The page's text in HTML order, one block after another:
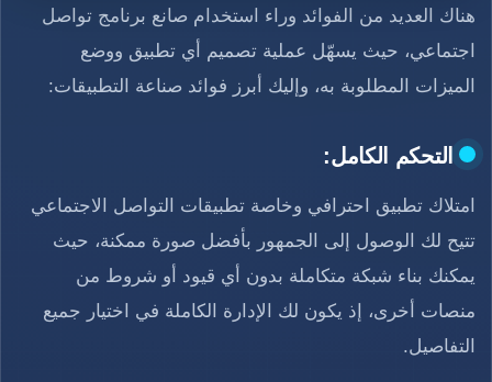
هناك العديد من الفوائد وراء استخدام صانع برنامج تواصل
اجتماعي، حيث يسهّل عملية تصميم أي تطبيق ووضع
الميزات المطلوبة به، وإليك أبرز فوائد صناعة التطبيقات:
التحكم الكامل:
امتلاك تطبيق احترافي وخاصة تطبيقات التواصل الاجتماعي
تتيح لك الوصول إلى الجمهور بأفضل صورة ممكنة، حيث
يمكنك بناء شبكة متكاملة بدون أي قيود أو شروط من
منصات أخرى، إذ يكون لك الإدارة الكاملة في اختيار جميع
التفاصيل.